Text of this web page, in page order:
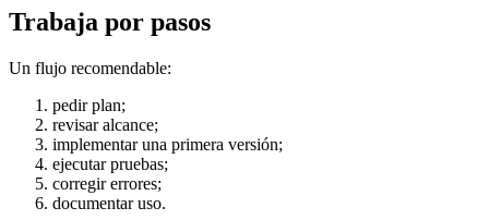
Trabaja por pasos
Un flujo recomendable:
pedir plan;
revisar alcance;
implementar una primera versión;
ejecutar pruebas;
corregir errores;
documentar uso.